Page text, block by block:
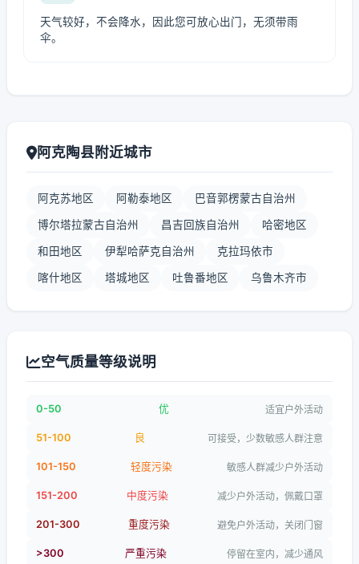
天气较好，不会降水，因此您可放心出门，无须带雨
伞。
阿克陶县附近城市
阿克苏地区 阿勒泰地区 巴音郭楞蒙古自治州
博尔塔拉蒙古自治州 昌吉回族自治州 哈密地区
和田地区 伊犁哈萨克自治州 克拉玛依市
喀什地区 塔城地区 吐鲁番地区 乌鲁木齐市
空气质量等级说明
0-50 优 适宜户外活动
51-100 良 可接受，少数敏感人群注意
101-150 轻度污染 敏感人群减少户外活动
151-200 中度污染 减少户外活动，佩戴口罩
201-300 重度污染 避免户外活动，关闭门窗
>300 严重污染 停留在室内，减少通风